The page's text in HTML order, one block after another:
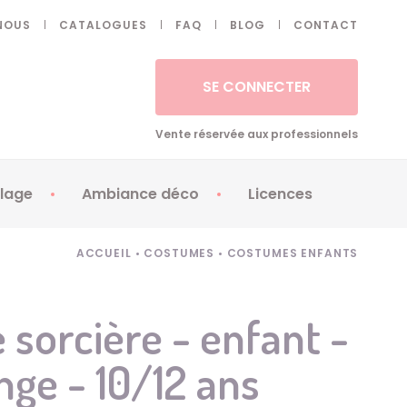
CATALOGUES FAQ BLOG CONTACT
SE CONNECTER
Vente réservée aux professionnels
Ambiance déco
Ballons
Bougies
Décoration
Licences
Demon Slayer
ACCUEIL • COSTUMES • COSTUMES ENFANTS
sorcière - enfant -
- 10/12 ans